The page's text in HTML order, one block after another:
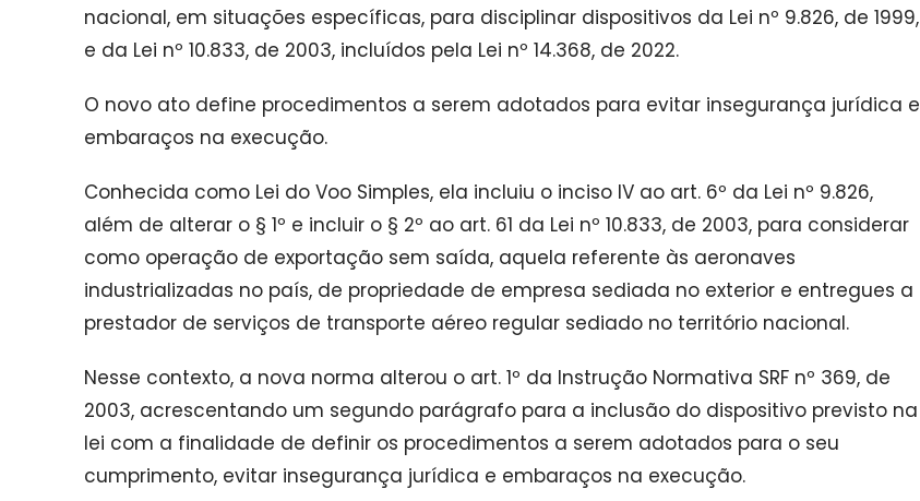
nacional, em situações específicas, para disciplinar dispositivos da Lei nº 9.826, de 1999,
e da Lei nº 10.833, de 2003, incluídos pela Lei nº 14.368, de 2022.
O novo ato define procedimentos a serem adotados para evitar insegurança jurídica e
embaraços na execução.
Conhecida como Lei do Voo Simples, ela incluiu o inciso IV ao art. 6º da Lei nº 9.826,
além de alterar o § 1º e incluir o § 2º ao art. 61 da Lei nº 10.833, de 2003, para considerar
como operação de exportação sem saída, aquela referente às aeronaves
industrializadas no país, de propriedade de empresa sediada no exterior e entregues a
prestador de serviços de transporte aéreo regular sediado no território nacional.
Nesse contexto, a nova norma alterou o art. 1º da Instrução Normativa SRF nº 369, de
2003, acrescentando um segundo parágrafo para a inclusão do dispositivo previsto na
lei com a finalidade de definir os procedimentos a serem adotados para o seu
cumprimento, evitar insegurança jurídica e embaraços na execução.